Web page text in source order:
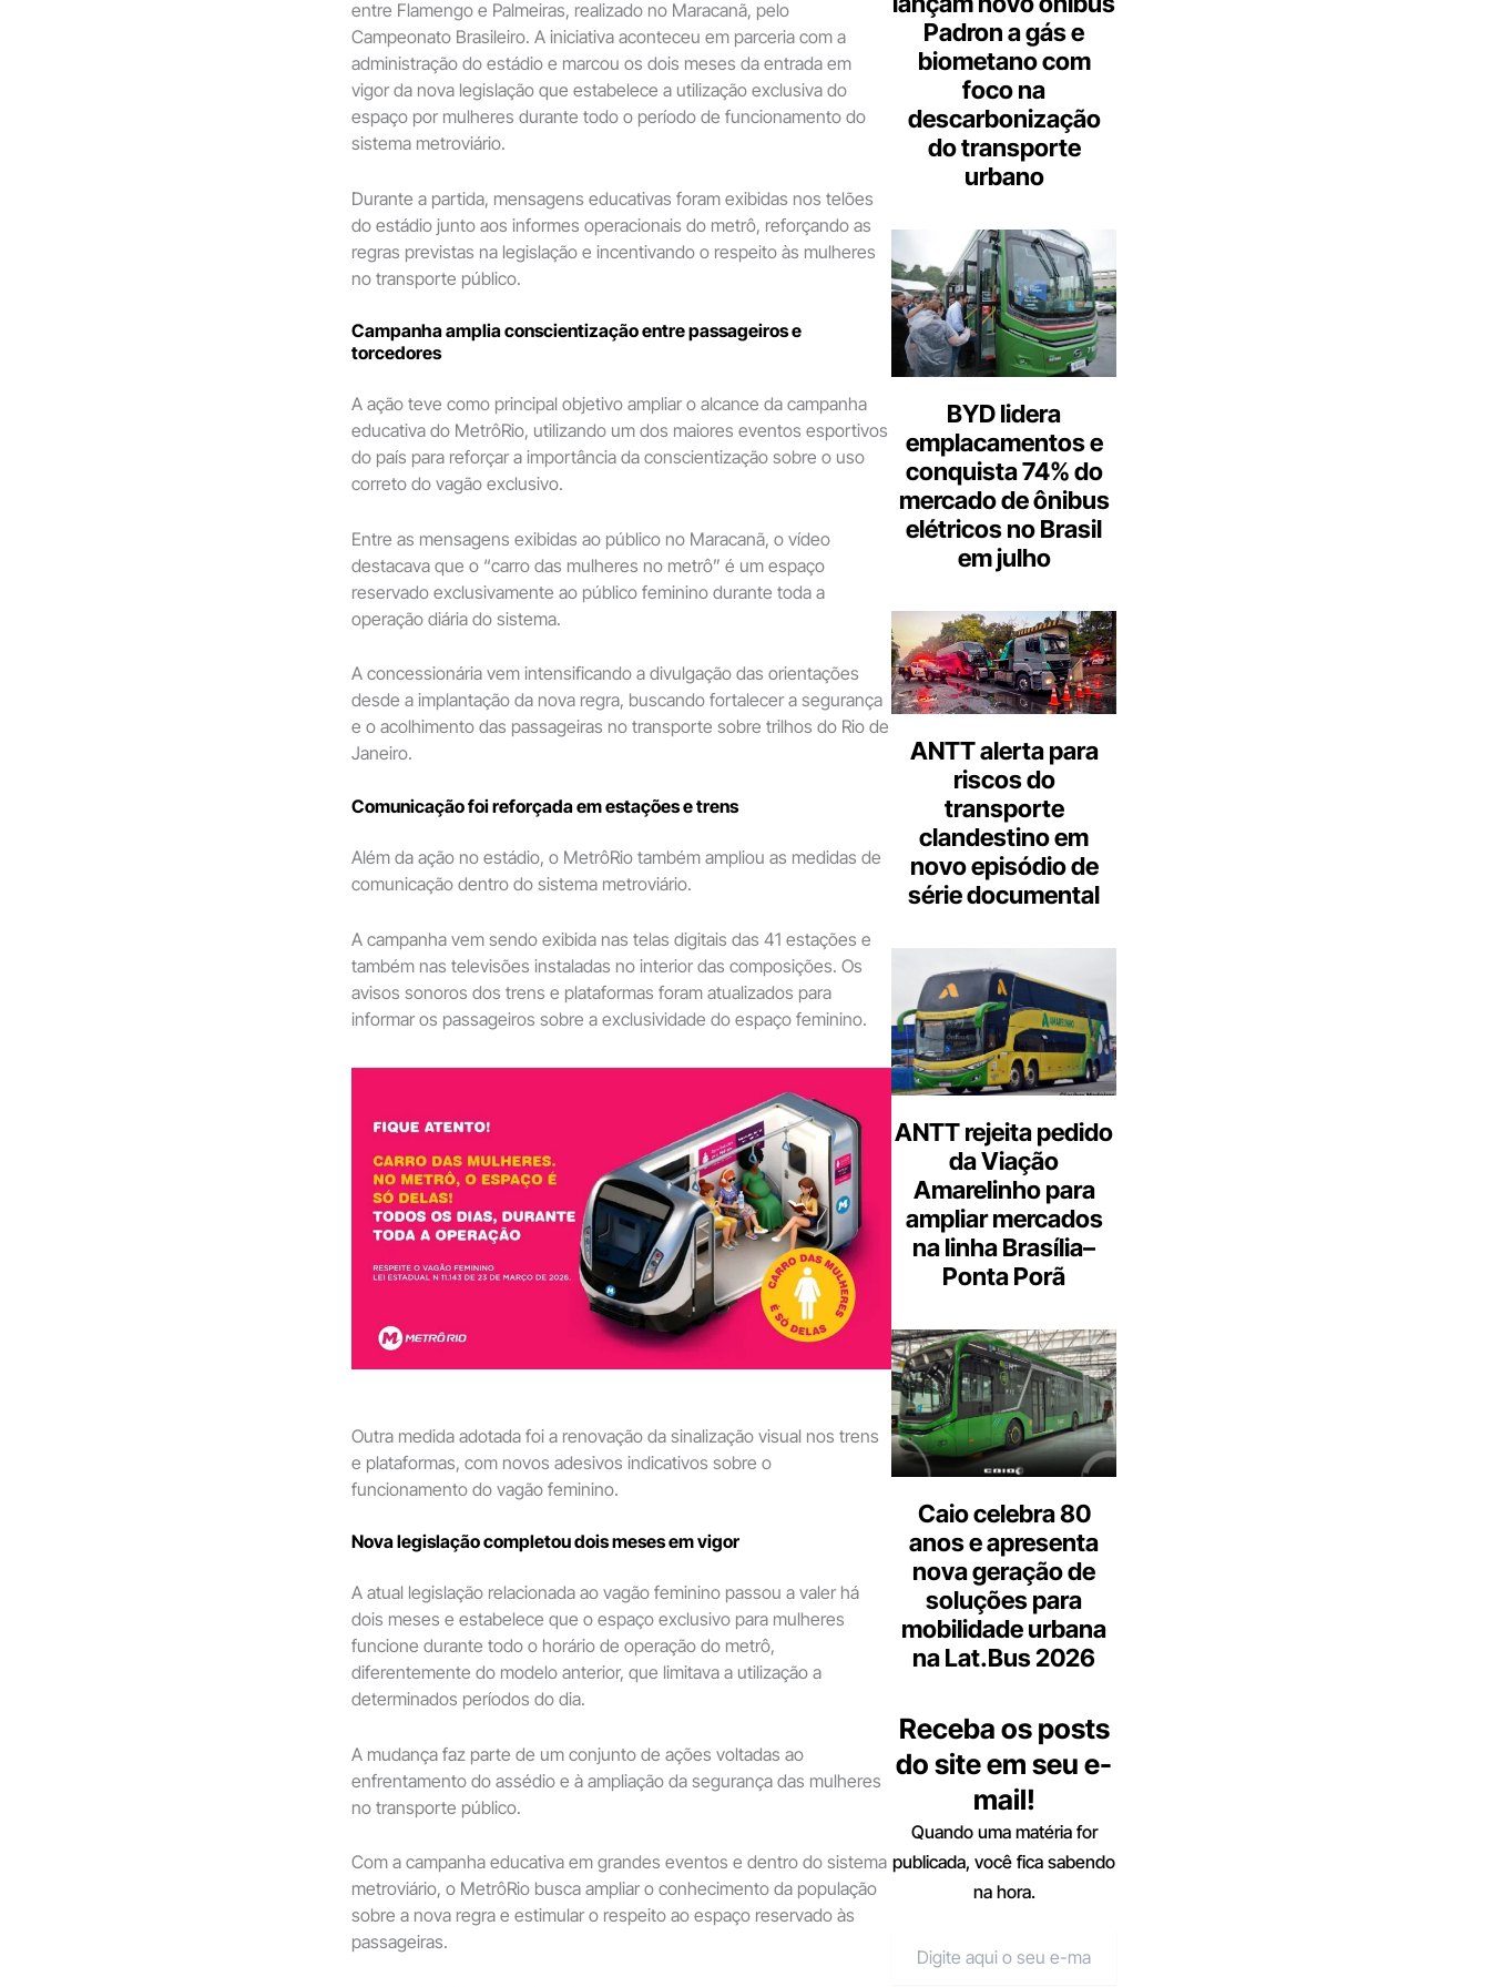
entre Flamengo e Palmeiras, realizado no Maracanã, pelo
Campeonato Brasileiro. A iniciativa aconteceu em parceria com a
administração do estádio e marcou os dois meses da entrada em
vigor da nova legislação que estabelece a utilização exclusiva do
espaço por mulheres durante todo o período de funcionamento do
sistema metroviário.
Durante a partida, mensagens educativas foram exibidas nos telões
do estádio junto aos informes operacionais do metrô, reforçando as
regras previstas na legislação e incentivando o respeito às mulheres
no transporte público.
Campanha amplia conscientização entre passageiros e
torcedores
A ação teve como principal objetivo ampliar o alcance da campanha
educativa do MetrôRio, utilizando um dos maiores eventos esportivos
do país para reforçar a importância da conscientização sobre o uso
correto do vagão exclusivo.
Entre as mensagens exibidas ao público no Maracanã, o vídeo
destacava que o “carro das mulheres no metrô” é um espaço
reservado exclusivamente ao público feminino durante toda a
operação diária do sistema.
A concessionária vem intensificando a divulgação das orientações
desde a implantação da nova regra, buscando fortalecer a segurança
e o acolhimento das passageiras no transporte sobre trilhos do Rio de
Janeiro.
Comunicação foi reforçada em estações e trens
Além da ação no estádio, o MetrôRio também ampliou as medidas de
comunicação dentro do sistema metroviário.
A campanha vem sendo exibida nas telas digitais das 41 estações e
também nas televisões instaladas no interior das composições. Os
avisos sonoros dos trens e plataformas foram atualizados para
informar os passageiros sobre a exclusividade do espaço feminino.
Outra medida adotada foi a renovação da sinalização visual nos trens
e plataformas, com novos adesivos indicativos sobre o
funcionamento do vagão feminino.
Nova legislação completou dois meses em vigor
A atual legislação relacionada ao vagão feminino passou a valer há
dois meses e estabelece que o espaço exclusivo para mulheres
funcione durante todo o horário de operação do metrô,
diferentemente do modelo anterior, que limitava a utilização a
determinados períodos do dia.
A mudança faz parte de um conjunto de ações voltadas ao
enfrentamento do assédio e à ampliação da segurança das mulheres
no transporte público.
Com a campanha educativa em grandes eventos e dentro do sistema
metroviário, o MetrôRio busca ampliar o conhecimento da população
sobre a nova regra e estimular o respeito ao espaço reservado às
passageiras.
Padron a gás e
biometano com
foco na
descarbonização
do transporte
urbano
BYD lidera
emplacamentos e
conquista 74% do
mercado de ônibus
elétricos no Brasil
em julho
ANTT alerta para
riscos do
transporte
clandestino em
novo episódio de
série documental
ANTT rejeita pedido
da Viação
Amarelinho para
ampliar mercados
na linha Brasília–
Ponta Porã
Caio celebra 80
anos e apresenta
nova geração de
soluções para
mobilidade urbana
na Lat.Bus 2026
Receba os posts
do site em seu e-
mail!
Quando uma matéria for
publicada, você fica sabendo
na hora.